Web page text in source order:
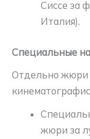
Сиссе за
Италия).
Специальные
Отдельно жюри
жюри за